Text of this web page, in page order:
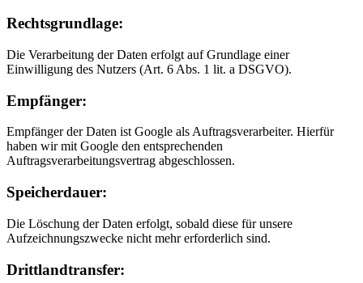
Rechtsgrundlage:
Die Verarbeitung der Daten erfolgt auf Grundlage einer
Einwilligung des Nutzers (Art. 6 Abs. 1 lit. a DSGVO).
Empfänger:
Empfänger der Daten ist Google als Auftragsverarbeiter. Hierfür
haben wir mit Google den entsprechenden
Auftragsverarbeitungsvertrag abgeschlossen.
Speicherdauer:
Die Löschung der Daten erfolgt, sobald diese für unsere
Aufzeichnungszwecke nicht mehr erforderlich sind.
Drittlandtransfer: